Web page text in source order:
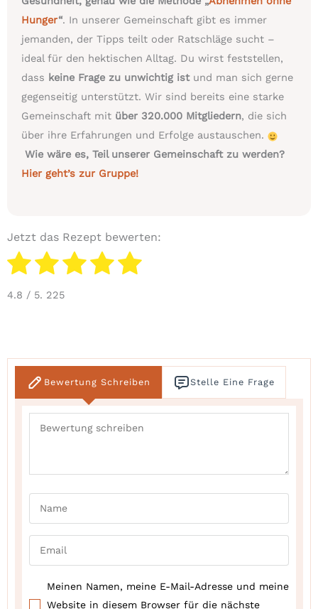
Hunger“. In unserer Gemeinschaft gibt es immer
jemanden, der Tipps teilt oder Ratschläge sucht –
ideal für den hektischen Alltag. Du wirst feststellen,
dass keine Frage zu unwichtig istund man sich gerne
gegenseitig unterstützt. Wir sind bereits eine starke
Gemeinschaft mit über 320.000 Mitgliedern, die sich
über ihre Erfahrungen und Erfolge austauschen.
Wie wäre es, Teil unserer Gemeinschaft zu werden?
Hier geht’s zur Gruppe!
Jetzt das Rezept bewerten:
4.8 / 5. 225
Bewertung Schreiben Stelle Eine Frage
Meinen Namen, meine E-Mail-Adresse und meine
Website in diesem Browser für die nächste